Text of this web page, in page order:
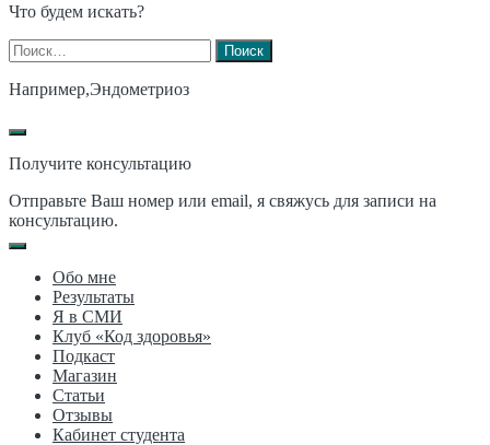
Что будем искать?
Найти:
Например,Эндометриоз
Получите консультацию
Отправьте Ваш номер или email, я свяжусь для записи на
консультацию.
Обо мне
Результаты
Я в СМИ
Клуб «Код здоровья»
Подкаст
Магазин
Статьи
Отзывы
Кабинет студента